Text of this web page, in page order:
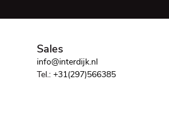
Sales
info@interdijk.nl
Tel.: +31(297)566385